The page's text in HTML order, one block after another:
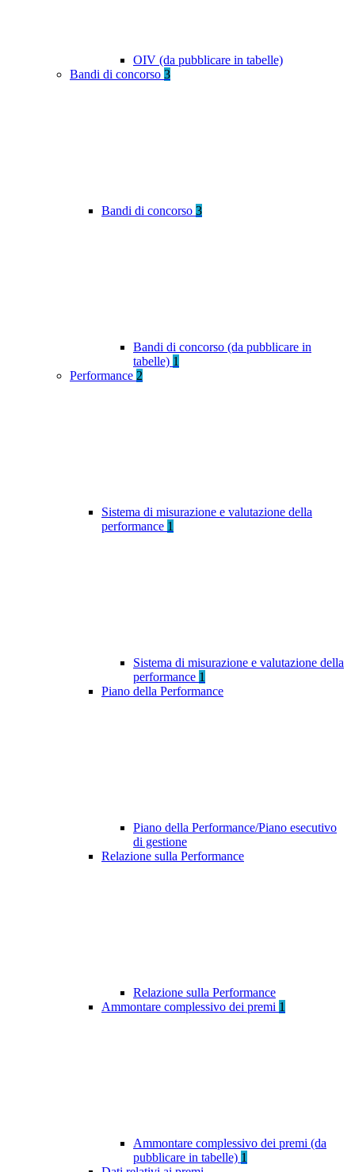
OIV (da pubblicare in tabelle)
Bandi di concorso 3
Bandi di concorso 3
Bandi di concorso (da pubblicare in
tabelle) 1
Performance 2
Sistema di misurazione e valutazione della
performance 1
Sistema di misurazione e valutazione della
performance 1
Piano della Performance
Piano della Performance/Piano esecutivo
di gestione
Relazione sulla Performance
Relazione sulla Performance
Ammontare complessivo dei premi 1
Ammontare complessivo dei premi (da
pubblicare in tabelle) 1